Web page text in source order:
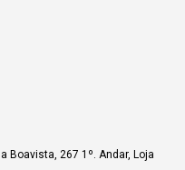
Boavista, 267 1º. Andar, Loja